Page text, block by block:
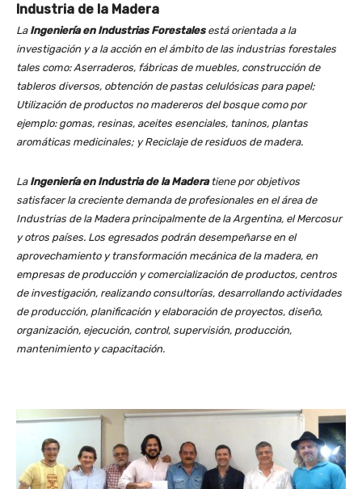
Industria de la Madera
La Ingeniería en Industrias Forestalesestá orientada a la
investigación y a la acción en el ámbito de las industrias forestales
tales como: Aserraderos, fábricas de muebles, construcción de
tableros diversos, obtención de pastas celulósicas para papel;
Utilización de productos no madereros del bosque como por
ejemplo: gomas, resinas, aceites esenciales, taninos, plantas
aromáticas medicinales; y Reciclaje de residuos de madera.
La Ingeniería en Industria de la Maderatiene por objetivos
satisfacer la creciente demanda de profesionales en el área de
Industrias de la Madera principalmente de la Argentina, el Mercosur
y otros países. Los egresados podrán desempeñarse en el
aprovechamiento y transformación mecánica de la madera, en
empresas de producción y comercialización de productos, centros
de investigación, realizando consultorías, desarrollando actividades
de producción, planificación y elaboración de proyectos, diseño,
organización, ejecución, control, supervisión, producción,
mantenimiento y capacitación.